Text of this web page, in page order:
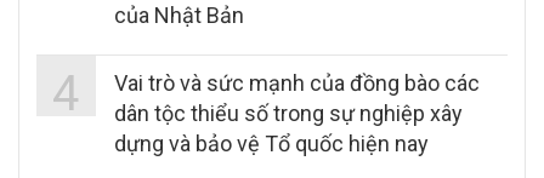
của Nhật Bản
4
Vai trò và sức mạnh của đồng bào các
dân tộc thiểu số trong sự nghiệp xây
dựng và bảo vệ Tổ quốc hiện nay